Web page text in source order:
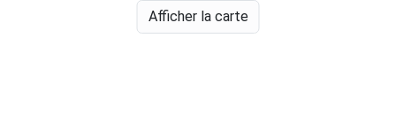
Afficher la carte